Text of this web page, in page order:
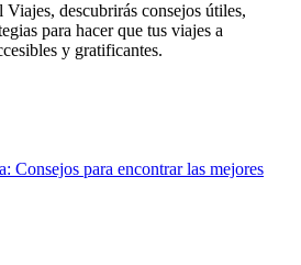
descubrirás consejos útiles,
para hacer que tus viajes a
y gratificantes.
Consejos para encontrar las mejores